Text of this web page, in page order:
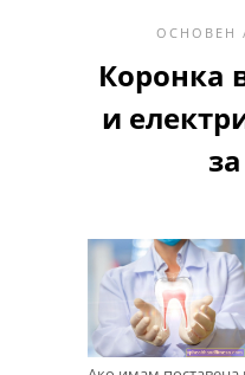
ОСНОВЕН
Коронка
и